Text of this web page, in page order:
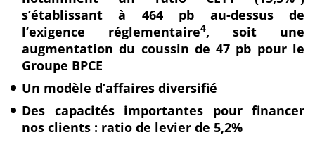
s’établissant à 464 pb au-dessus de
l’exigence réglementaire4,
soit une
augmentation du coussin de 47 pb pour le
Groupe BPCE
Un modèle d’affaires diversifié
Des capacités importantes pour financer
nos clients : ratio de levier de 5,2%